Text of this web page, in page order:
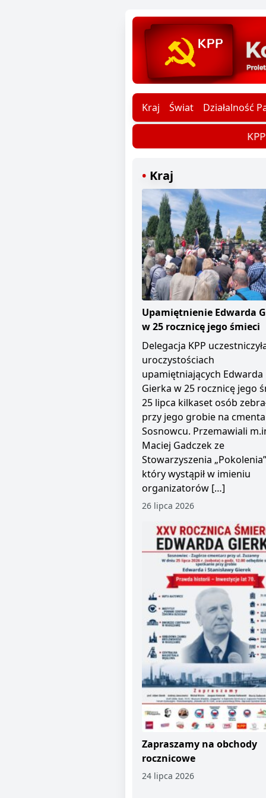
Kraj Świat Działalność
Kraj
Upamiętnienie Edwarda
w 25 rocznicę jego śmieci
Delegacja KPP
uroczystościach
upamiętniających Edwarda
Gierka w 25 rocznicę jego
25 lipca kilkaset osób
przy jego grobie na
Sosnowcu. Przemawiali
Maciej Gadczek ze
Stowarzyszenia
który wystąpił w imieniu
organizatorów […]
26 lipca 2026
Zapraszamy na obchody
rocznicowe
24 lipca 2026